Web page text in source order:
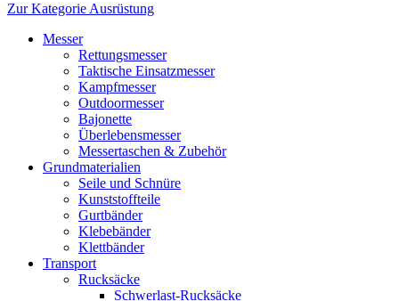
Zur Kategorie Ausrüstung
Messer
Rettungsmesser
Taktische Einsatzmesser
Kampfmesser
Outdoormesser
Bajonette
Überlebensmesser
Messertaschen & Zubehör
Grundmaterialien
Seile und Schnüre
Kunststoffteile
Gurtbänder
Klebebänder
Klettbänder
Transport
Rucksäcke
Schwerlast-Rucksäcke